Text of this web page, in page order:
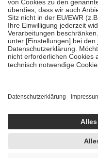
• Kindern und Jugendlichen
mit Ausnahme der Fahrkosten
• Untersuchungen zur
GKV getragen werden
• empfohlenen
• Harn- und Blutteststreifen
getroffen, um sicherzustellen,
https://help.etrusted.com/
Einige Bilder und Inhalte